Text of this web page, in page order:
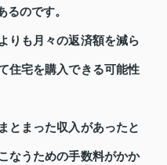
るのです。
りも月々の返済額を減ら
住宅を購入できる可能性
とまった収入があったと
なうための手数料がかか